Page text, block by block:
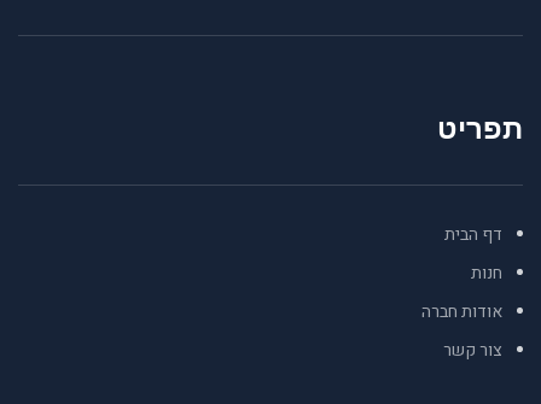
תפריט
דף הבית
חנות
אודות חברה
צור קשר